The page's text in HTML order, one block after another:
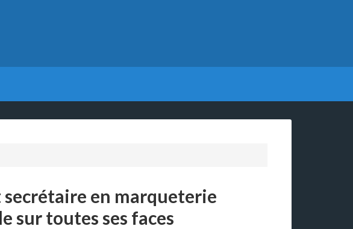
en marqueterie
sur toutes ses faces